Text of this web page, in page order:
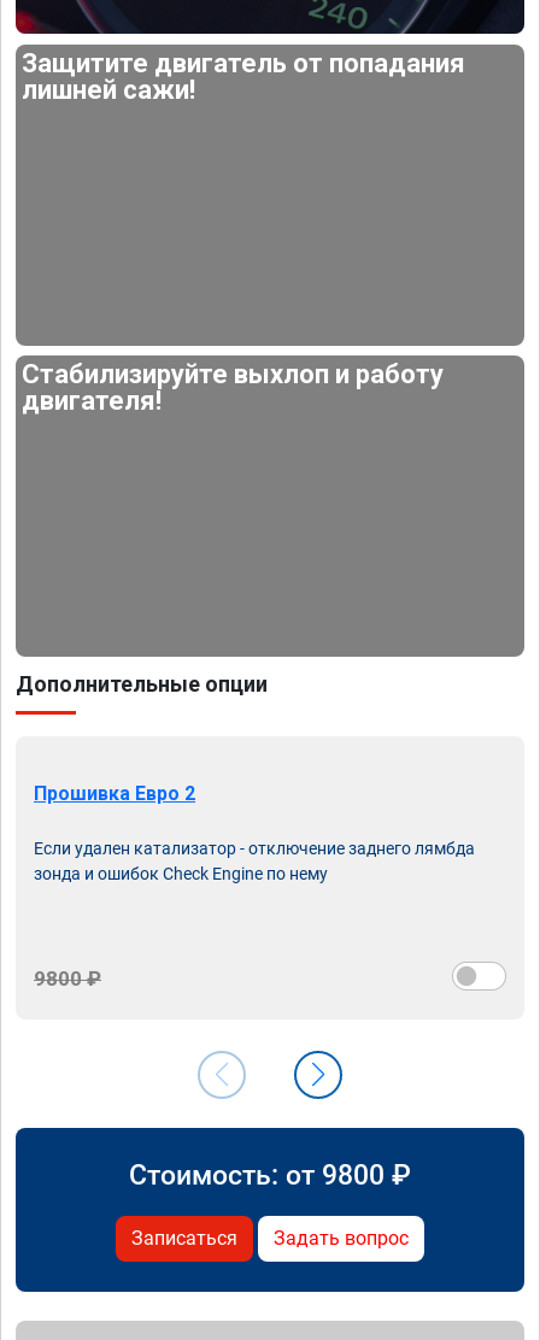
Защитите двигатель от попадания
лишней сажи!
Стабилизируйте выхлоп и работу
двигателя!
Дополнительные опции
Прошивка Евро 2
Если удален катализатор - отключение заднего лямбда
зонда и ошибок Check Engine по нему
9800 ₽
Стоимость: от 9800 ₽
Записаться Задать вопрос